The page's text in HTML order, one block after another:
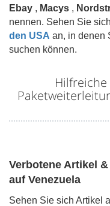
Ebay , Macys ,
nennen. Sehen Sie
den USA an, in denen
suchen können.
Verbotene Artikel
auf Venezuela
Sehen Sie sich Artikel